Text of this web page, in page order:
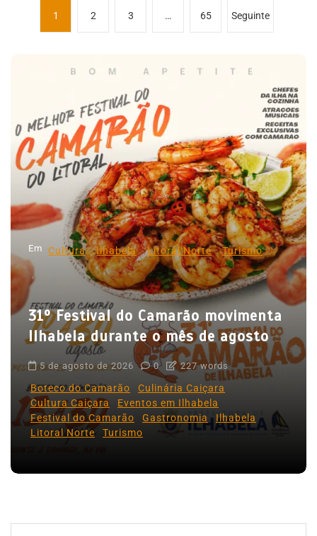
ç
ã
d
e
p
o
t
1 2 3 … 65 Seguinte
Em Cultura Ilhabela Litoral Norte Turismo
31º Festival do Camarão movimenta
Ilhabela durante o mês de agosto
5 de agosto de 2026 0 227 words
Boteco do Camarão
Culinária Caiçara
Cultura Caiçara
Eventos em Ilhabela
Festival do Camarão
Gastronomia
Ilhabela
Litoral Norte
Turismo